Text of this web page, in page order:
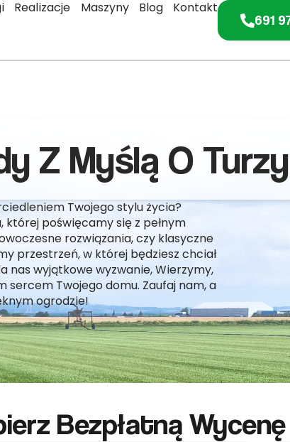
Realizacje Maszyny Blog Kontakt
691
Z Myślą O
Twojego stylu życia?
której poświęcamy się z pełnym
rozwiązania, czy klasyczne
przestrzeń, w której będziesz chciał
nas wyjątkowe wyzwanie, Wierzymy,
Twojego domu. Zaufaj nam, a
ogrodzie!
Bezpłatną Wycenę